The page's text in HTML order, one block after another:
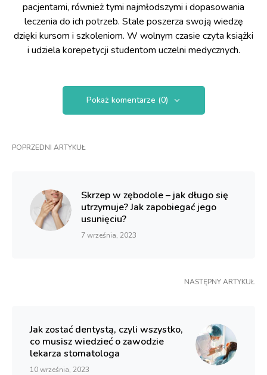
pacjentami, również tymi najmłodszymi i dopasowania
leczenia do ich potrzeb. Stale poszerza swoją wiedzę
dzięki kursom i szkoleniom. W wolnym czasie czyta książki
i udziela korepetycji studentom uczelni medycznych.
Pokaż komentarze (0)
POPRZEDNI ARTYKUŁ
Skrzep w zębodole – jak długo się
utrzymuje? Jak zapobiegać jego
usunięciu?
7 września, 2023
NASTĘPNY ARTYKUŁ
Jak zostać dentystą, czyli wszystko,
co musisz wiedzieć o zawodzie
lekarza stomatologa
10 września, 2023